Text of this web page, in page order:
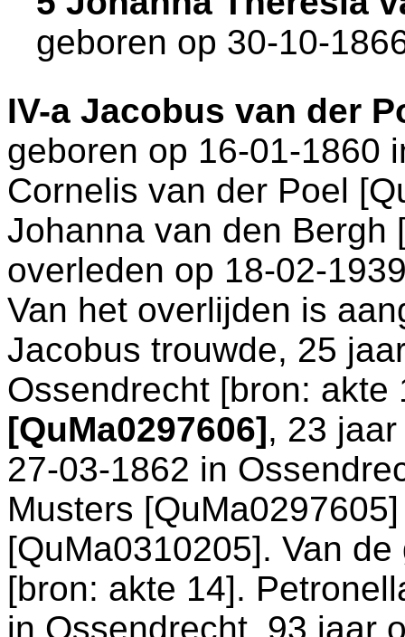
geboren op 30-10-
IV-a Jacobus van der
geboren op 16-01-1860
Cornelis van der Poel
Johanna van den Bergh
overleden op 18-02-
Van het overlijden is
Jacobus trouwde, 25
Ossendrecht [bron: akte
[QuMa0297606], 23
27-03-1862 in
Musters
[QuMa0310205]. Van
[bron: akte 14].
in Ossendrecht, 93 jaar